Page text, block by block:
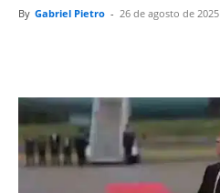
By Gabriel Pietro - 26 de agosto de 2025